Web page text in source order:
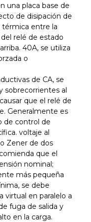
una placa base de
de disipación de
térmica entre la
relé de estado
40A, se utiliza
o
de CA, se
sobrecorrientes al
que el relé de
Generalmente es
de control de
voltaje al
Zener de dos
que el
nominal;
más pequeña
se debe
virtual en paralelo a
fuga de salida y
en la carga.